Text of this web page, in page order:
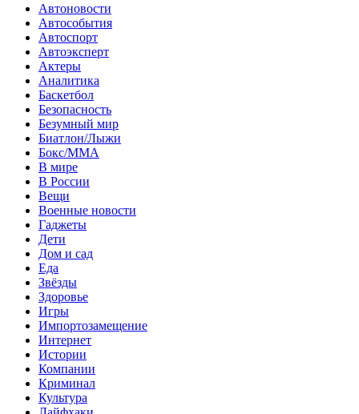
Автоновости
Автособытия
Автоспорт
Автоэксперт
Актеры
Аналитика
Баскетбол
Безопасность
Безумный мир
Биатлон/Лыжи
Бокс/MMA
В мире
В России
Вещи
Военные новости
Гаджеты
Дети
Дом и сад
Еда
Звёзды
Здоровье
Игры
Импортозамещение
Интернет
Истории
Компании
Криминал
Культура